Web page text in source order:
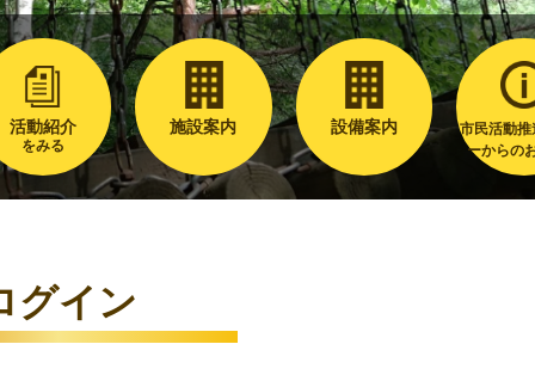
活動紹介
をみる
施設案内 設備案内
市民活動推
ーからの
グイン